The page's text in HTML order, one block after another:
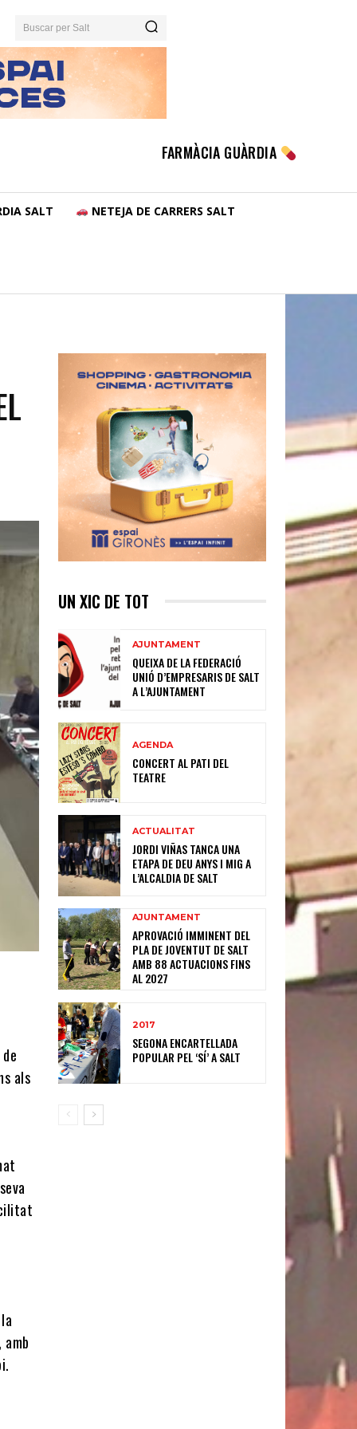
Buscar per Salt
FARMÀCIA GUÀRDIA
SALT NETEJA DE CARRERS SALT
als
UN XIC DE TOT
AJUNTAMENT
QUEIXA DE LA FEDERACIÓ
UNIÓ D’EMPRESARIS DE SALT
A L’AJUNTAMENT
AGENDA
CONCERT AL PATI DEL
TEATRE
ACTUALITAT
JORDI VIÑAS TANCA UNA
ETAPA DE DEU ANYS I MIG A
L’ALCALDIA DE SALT
AJUNTAMENT
APROVACIÓ IMMINENT DEL
PLA DE JOVENTUT DE SALT
AMB 88 ACTUACIONS FINS
AL 2027
2017
SEGONA ENCARTELLADA
POPULAR PEL ‘SÍ’ A SALT